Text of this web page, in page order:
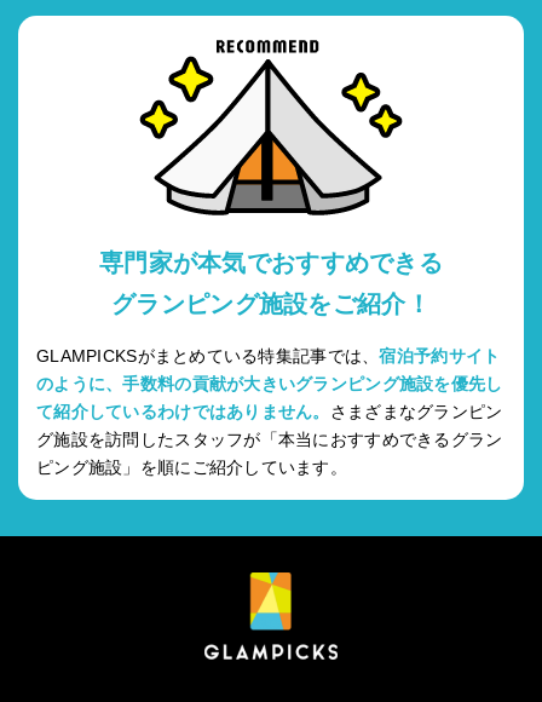
専門家が本気でおすすめできる
グランピング施設をご紹介！
GLAMPICKSがまとめている特集記事では、宿泊予約サイト
のように、手数料の貢献が大きいグランピング施設を優先し
て紹介しているわけではありません。 さまざまなグランピン
グ施設を訪問したスタッフが「本当におすすめできるグラン
ピング施設」を順にご紹介しています。